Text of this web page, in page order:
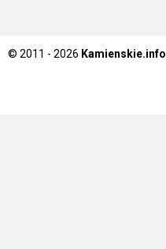
© 2011 - 2026 Kamienskie.info